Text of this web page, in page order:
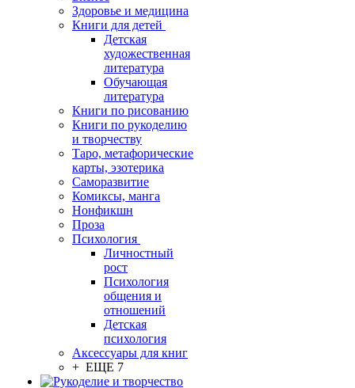
Здоровье и медицина
Книги для детей
Детская
художественная
литература
Обучающая
литература
Книги по рисованию
Книги по рукоделию
и творчеству
Таро, метафорические
карты, эзотерика
Саморазвитие
Комиксы, манга
Нонфикшн
Проза
Психология
Личностный
рост
Психология
общения и
отношений
Детская
психология
Аксессуары для книг
+ ЕЩЕ 7